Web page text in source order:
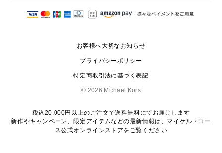
サンダル
スニーカー
▶ ウェア
サイズ交換はできますか？
会社概要
お客様へ大切なお知らせ
プライバシーポリシー
特定商取引法に基づく表記
© 2026 Michael Kors
税込20,000円以上のご注文で送料無料にてお届けします
新作やキャンペーン、限定アイテムなどの最新情報は、 マイケル・コー
ス公式オンラインストアをご覧ください